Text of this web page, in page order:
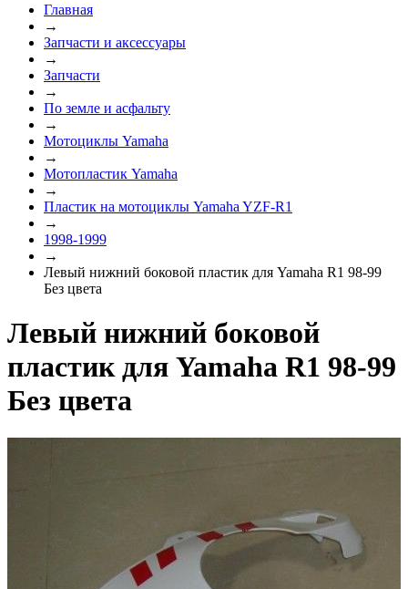
Главная
→
Запчасти и аксессуары
→
Запчасти
→
По земле и асфальту
→
Мотоциклы Yamaha
→
Мотопластик Yamaha
→
Пластик на мотоциклы Yamaha YZF-R1
→
1998-1999
→
Левый нижний боковой пластик для Yamaha R1 98-99
Без цвета
Левый нижний боковой
пластик для Yamaha R1 98-99
Без цвета